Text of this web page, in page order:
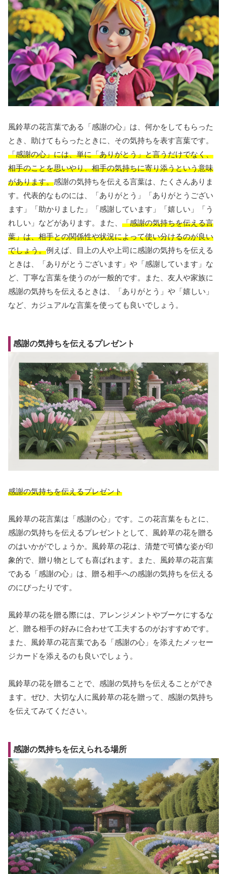
風鈴草の花言葉である「感謝の心」は、何かをしてもらった
とき、助けてもらったときに、その気持ちを表す言葉です。
「感謝の心」には、単に「ありがとう」と言うだけでなく、
相手のことを思いやり、相手の気持ちに寄り添うという意味
があります。感謝の気持ちを伝える言葉は、たくさんありま
す。代表的なものには、「ありがとう」「ありがとうござい
ます」「助かりました」「感謝しています」「嬉しい」「う
れしい」などがあります。また、 「感謝の気持ちを伝える言
葉」は、相手との関係性や状況によって使い分けるのが良い
でしょう。例えば、目上の人や上司に感謝の気持ちを伝える
ときは、「ありがとうございます」や「感謝しています」な
ど、丁寧な言葉を使うのが一般的です。また、友人や家族に
感謝の気持ちを伝えるときは、「ありがとう」や「嬉しい」
など、カジュアルな言葉を使っても良いでしょう。
感謝の気持ちを伝えるプレゼント
感謝の気持ちを伝えるプレゼント
風鈴草の花言葉は「感謝の心」です。この花言葉をもとに、
感謝の気持ちを伝えるプレゼントとして、風鈴草の花を贈る
のはいかがでしょうか。風鈴草の花は、清楚で可憐な姿が印
象的で、贈り物としても喜ばれます。また、風鈴草の花言葉
である「感謝の心」は、贈る相手への感謝の気持ちを伝える
のにぴったりです。
風鈴草の花を贈る際には、アレンジメントやブーケにするな
ど、贈る相手の好みに合わせて工夫するのがおすすめです。
また、風鈴草の花言葉である「感謝の心」を添えたメッセー
ジカードを添えるのも良いでしょう。
風鈴草の花を贈ることで、感謝の気持ちを伝えることができ
ます。ぜひ、大切な人に風鈴草の花を贈って、感謝の気持ち
を伝えてみてください。
感謝の気持ちを伝えられる場所